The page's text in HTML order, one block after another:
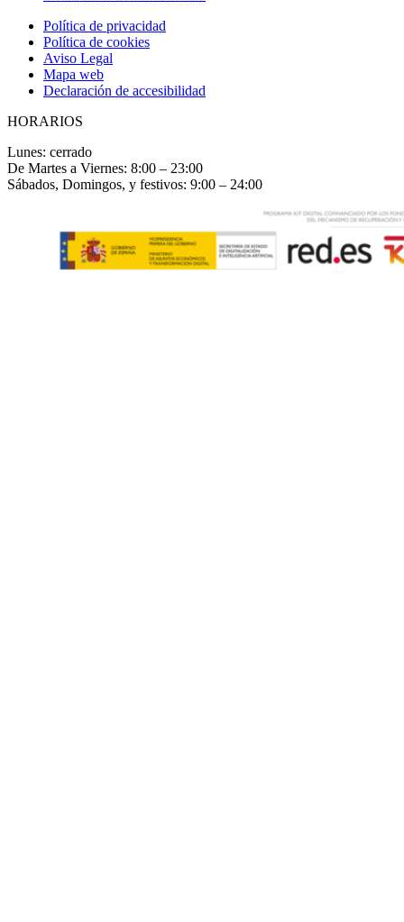
Política de privacidad
Política de cookies
Aviso Legal
Mapa web
Declaración de accesibilidad
HORARIOS
Lunes: cerrado
De Martes a Viernes: 8:00 – 23:00
Sábados, Domingos, y festivos: 9:00 – 24:00